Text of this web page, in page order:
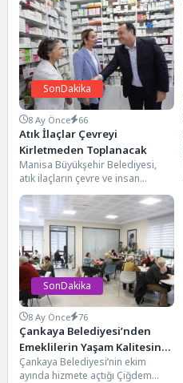
SonDakika
8 Ay Önce 66
Atık İlaçlar Çevreyi
Kirletmeden Toplanacak
Manisa Büyükşehir Belediyesi,
atık ilaçların çevre ve insan
sağlığına zarar vermemesi için
önemli bir projeyi...
SonDakika
8 Ay Önce 76
Çankaya Belediyesi’nden
Emeklilerin Yaşam Kalitesine
Katkı
Çankaya Belediyesi’nin ekim
ayında hizmete açtığı Çiğdem